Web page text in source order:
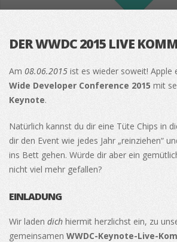
DER WWDC 2015 LIVE
Am 08.06.2015 ist es wieder soweit! Apple
Wide Developer Conference 2015 mit
Keynote.
Natürlich kannst du dir eine Tüte Chips in
dir den Event wie jedes Jahr „reinziehen“
ins Bett gehen. Würde dir aber ein
nicht viel mehr gefallen?
EINLADUNG
Wir laden dich hiermit herzlichst ein, zu
gemeinsamen WWDC-Keynote-Live-